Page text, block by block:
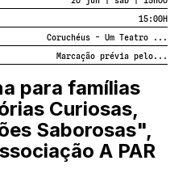
é de entrada gratuita.15:00H
Coruchéus - Um Teatro ...
Marcação prévia pelo...
para famílias
Curiosas,
Saborosas",
A PAR